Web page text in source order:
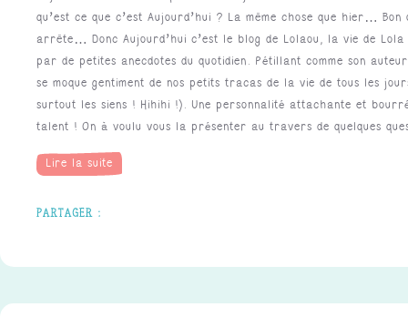
qu’est ce que c’est Aujourd’hui ? La même chose que hier… Bon
arrête… Donc Aujourd’hui c’est le blog de Lolaou, la vie de
par de petites anecdotes du quotidien. Pétillant comme son
se moque gentiment de nos petits tracas de la vie de tous les
surtout les siens ! Hihihi !). Une personnalité attachante et
talent ! On à voulu vous la présenter au travers de quelques
Lire la suite